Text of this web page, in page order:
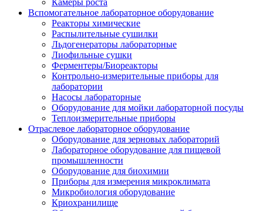
Камеры роста
Вспомогательное лабораторное оборудование
Реакторы химические
Распылительные сушилки
Льдогенераторы лабораторные
Лиофильные сушки
Ферментеры/Биореакторы
Контрольно-измерительные приборы для
лаборатории
Насосы лабораторные
Оборудование для мойки лабораторной посуды
Теплоизмерительные приборы
Отраслевое лабораторное оборудование
Оборудование для зерновых лабораторий
Лабораторное оборудование для пищевой
промышленности
Оборудование для биохимии
Приборы для измерения микроклимата
Микробиология оборудование
Криохранилище